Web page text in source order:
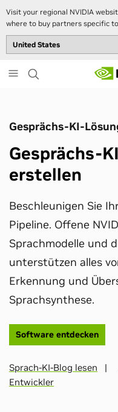
Visit your regional NVIDIA
where to buy partners specific
to
Gesprächs-KI-
Gesprächs-
erstellen
Beschleunigen Sie
Pipeline. Offene
Sprachmodelle und
unterstützen alles
Erkennung und
Sprachsynthese.
Software entdecken
Sprach-KI-Blog lesen |
Entwickler